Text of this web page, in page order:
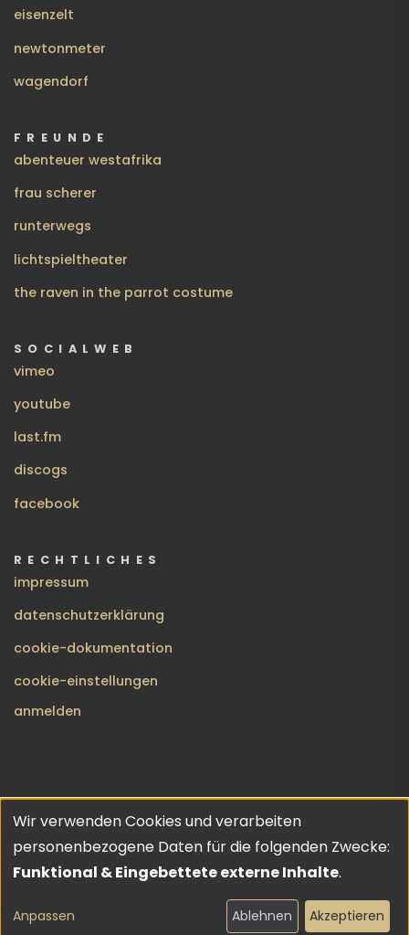
eisenzelt
newtonmeter
wagendorf
FREUNDE
abenteuer westafrika
frau scherer
runterwegs
lichtspieltheater
the raven in the parrot costume
SOCIALWEB
vimeo
youtube
last.fm
discogs
facebook
RECHTLICHES
impressum
datenschutzerklärung
cookie-dokumentation
cookie-einstellungen
BENUTZERMENÜ
anmelden
no gods · no masters | copyleft 2026 | theme inspired by
URO💔
instagramyoutubevimeo
Verwendung
von
personenbezogenen
Wir verwenden Cookies und verarbeiten
personenbezogene Daten für die folgenden Zwecke:
Funktional & Eingebettete externe Inhalte.
Anpassen Ablehnen Akzeptieren